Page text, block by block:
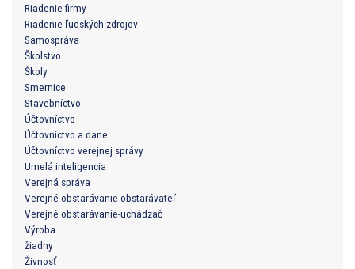
Riadenie firmy
Riadenie ľudských zdrojov
Samospráva
Školstvo
Školy
Smernice
Stavebníctvo
Účtovníctvo
Účtovníctvo a dane
Účtovníctvo verejnej správy
Umelá inteligencia
Verejná správa
Verejné obstarávanie-obstarávateľ
Verejné obstarávanie-uchádzač
Výroba
žiadny
Živnosť